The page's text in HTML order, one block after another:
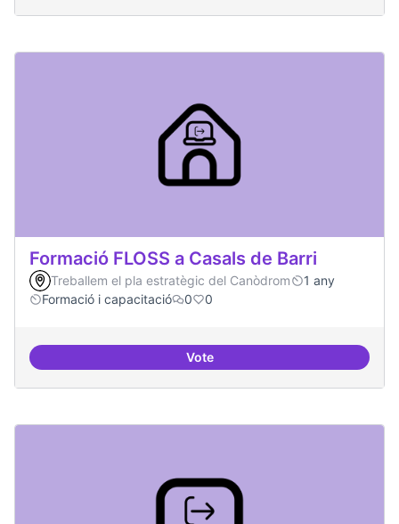
Formació FLOSS a Casals de Barri
Treballem el pla estratègic del Canòdrom
1 any
Formació i capacitació
0 0
VoteFormació FLOSS a Casals de